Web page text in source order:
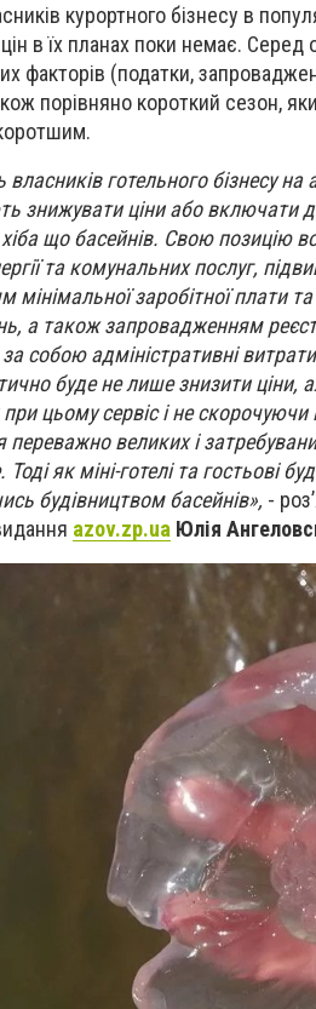
курортного бізнесу в
в їх планах поки немає.
факторів (податки,
порівняно короткий сезон,
власників готельного бізнесу
знижувати ціни або включати
що басейнів. Свою позицію
та комунальних послуг,
мінімальної заробітної плати
а також запровадженням
собою адміністративні
буде не лише знизити ціни,
цьому сервіс і не скорочуючи
переважно великих і
як міні-готелі та гостьові
будівництвом басейнів», -
azov.zp.ua Юлія